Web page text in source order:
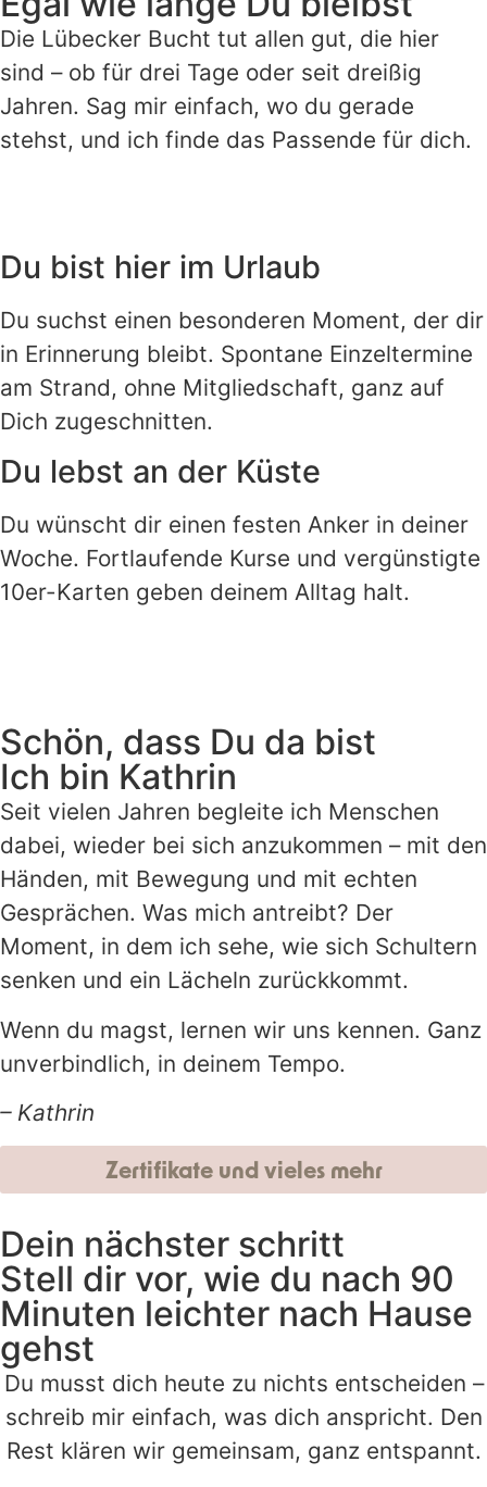
Die Lübecker Bucht tut allen gut, die hier
sind – ob für drei Tage oder seit dreißig
Jahren. Sag mir einfach, wo du gerade
stehst, und ich finde das Passende für dich.
Du bist hier im Urlaub
Du suchst einen besonderen Moment, der dir
in Erinnerung bleibt. Spontane Einzeltermine
am Strand, ohne Mitgliedschaft, ganz auf
Dich zugeschnitten.
Du lebst an der Küste
Du wünscht dir einen festen Anker in deiner
Woche. Fortlaufende Kurse und vergünstigte
10er-Karten geben deinem Alltag halt.
Schön, dass Du da bist
Ich bin Kathrin
Seit vielen Jahren begleite ich Menschen
dabei, wieder bei sich anzukommen – mit den
Händen, mit Bewegung und mit echten
Gesprächen. Was mich antreibt? Der
Moment, in dem ich sehe, wie sich Schultern
senken und ein Lächeln zurückkommt.
Wenn du magst, lernen wir uns kennen. Ganz
unverbindlich, in deinem Tempo.
– Kathrin
Zertifikate und vieles mehr
Dein nächster schritt
Stell dir vor, wie du nach 90
Minuten leichter nach Hause
gehst
Du musst dich heute zu nichts entscheiden –
schreib mir einfach, was dich anspricht. Den
Rest klären wir gemeinsam, ganz entspannt.